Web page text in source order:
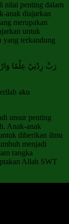
nilai penting dalam
anak diajarkan
merupakan
untuk
yang terkandung
aku
unsur penting
Anak-anak
diberikan ilmu
menjadi
rangka
Allah SWT